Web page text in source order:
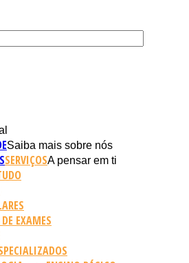
Saiba mais sobre nós
SERVIÇOSA pensar em ti
EXAMES